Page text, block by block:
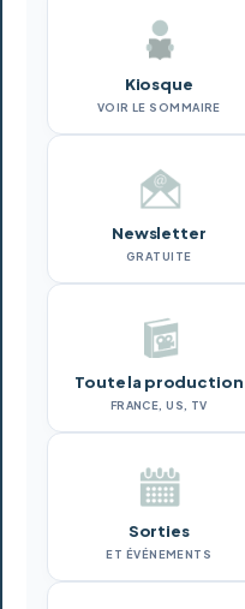
Kiosque
VOIR LE SOMMAIRE
Newsletter
GRATUITE
Toute la production
FRANCE, US, TV
Sorties
ET ÉVÉNEMENTS